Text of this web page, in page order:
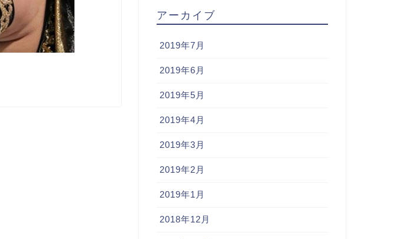
アーカイブ
2019年7月
2019年6月
2019年5月
2019年4月
2019年3月
2019年2月
2019年1月
2018年12月